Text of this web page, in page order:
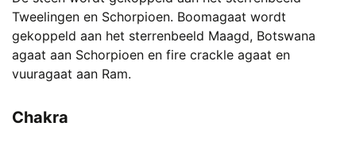
Tweelingen en Schorpioen. Boomagaat wordt
gekoppeld aan het sterrenbeeld Maagd, Botswana
agaat aan Schorpioen en fire crackle agaat en
vuuragaat aan Ram.
Chakra